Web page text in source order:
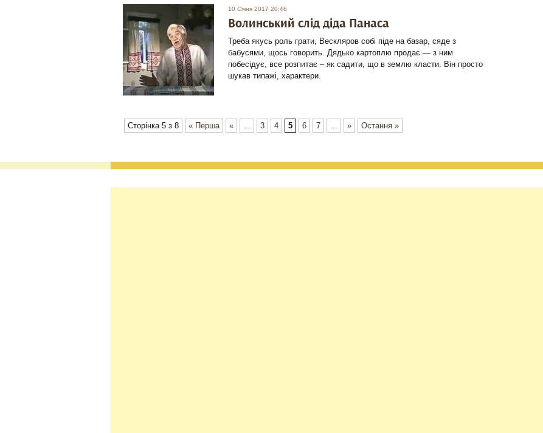
10 Січня 2017 20:46
Волинський слід діда Панаса
Треба якусь роль грати, Вескляров собі піде на базар, сяде з
бабусями, щось говорить. Дядько картоплю продає — з ним
побесідує, все розпитає – як садити, що в землю класти. Він просто
шукав типажі, характери.
Сторінка 5 з 8 « Перша « ... 3 4 5 6 7 ... » Остання »